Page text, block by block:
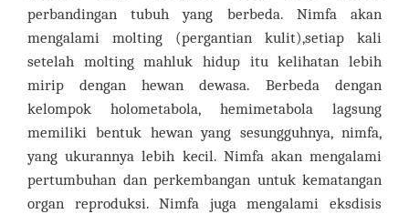
perbandingan tubuh yang berbeda. Nimfa akan
mengalami molting (pergantian kulit),setiap kali
setelah molting mahluk hidup itu kelihatan lebih
mirip dengan hewan dewasa.
Berbeda dengan
kelompok holometabola, hemimetabola lagsung
memiliki bentuk hewan yang sesungguhnya, nimfa,
yang ukurannya lebih kecil. Nimfa akan mengalami
pertumbuhan dan perkembangan untuk kematangan
organ reproduksi. Nimfa juga mengalami eksdisis